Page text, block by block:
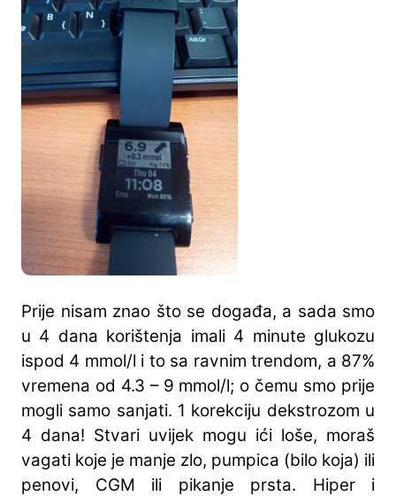
Prije nisam znao što se događa, a sada smo
u 4 dana korištenja imali 4 minute glukozu
ispod 4 mmol/l i to sa ravnim trendom, a 87%
vremena od 4.3 – 9 mmol/l; o čemu smo prije
mogli samo sanjati. 1 korekciju dekstrozom u
4 dana! Stvari uvijek mogu ići loše, moraš
vagati koje je manje zlo, pumpica (bilo koja) ili
penovi, CGM ili pikanje prsta. Hiper i